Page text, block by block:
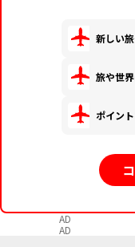
新しい
旅や世
ポイン
AD
AD